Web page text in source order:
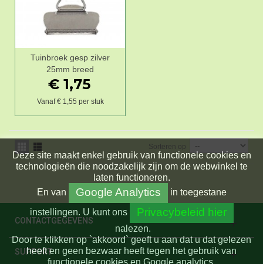
Tuinbroek gesp zilver
25mm breed
€ 1,75
Vanaf € 1,55 per stuk
Sorteren op
CONTACTGEGEVENS
SUPPORT
Deze site maakt enkel gebruik van functionele cookies en
technologieën die noodzakelijk zijn om de webwinkel te
laten functioneren.
En van Google Analytics
in toegestane
instellingen. U kunt ons Privacybeleid hier
nalezen.
Door te klikken op `akkoord` geeft u aan dat u dat gelezen
heeft en geen bezwaar heeft tegen het gebruik van
functionele cookies en Google analytics.